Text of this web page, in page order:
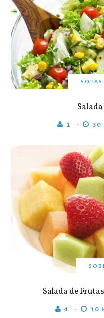
SOPAS
1 30
Salada de
4 10